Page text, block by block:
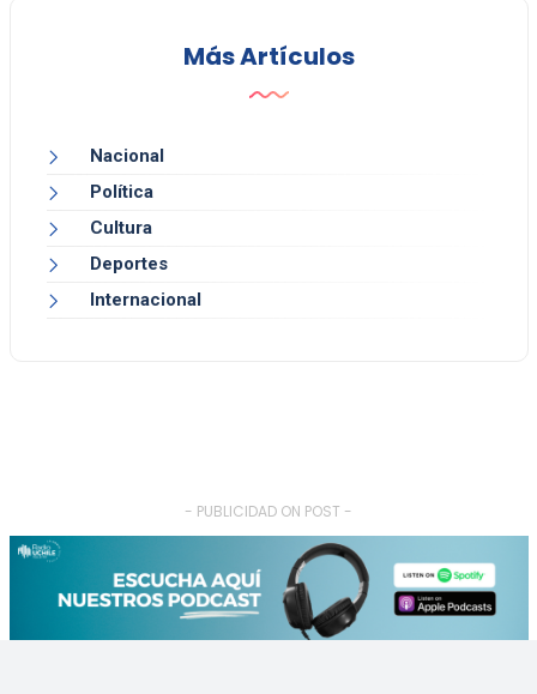
Más Artículos
Nacional
Política
Cultura
Deportes
Internacional
- PUBLICIDAD ON POST -